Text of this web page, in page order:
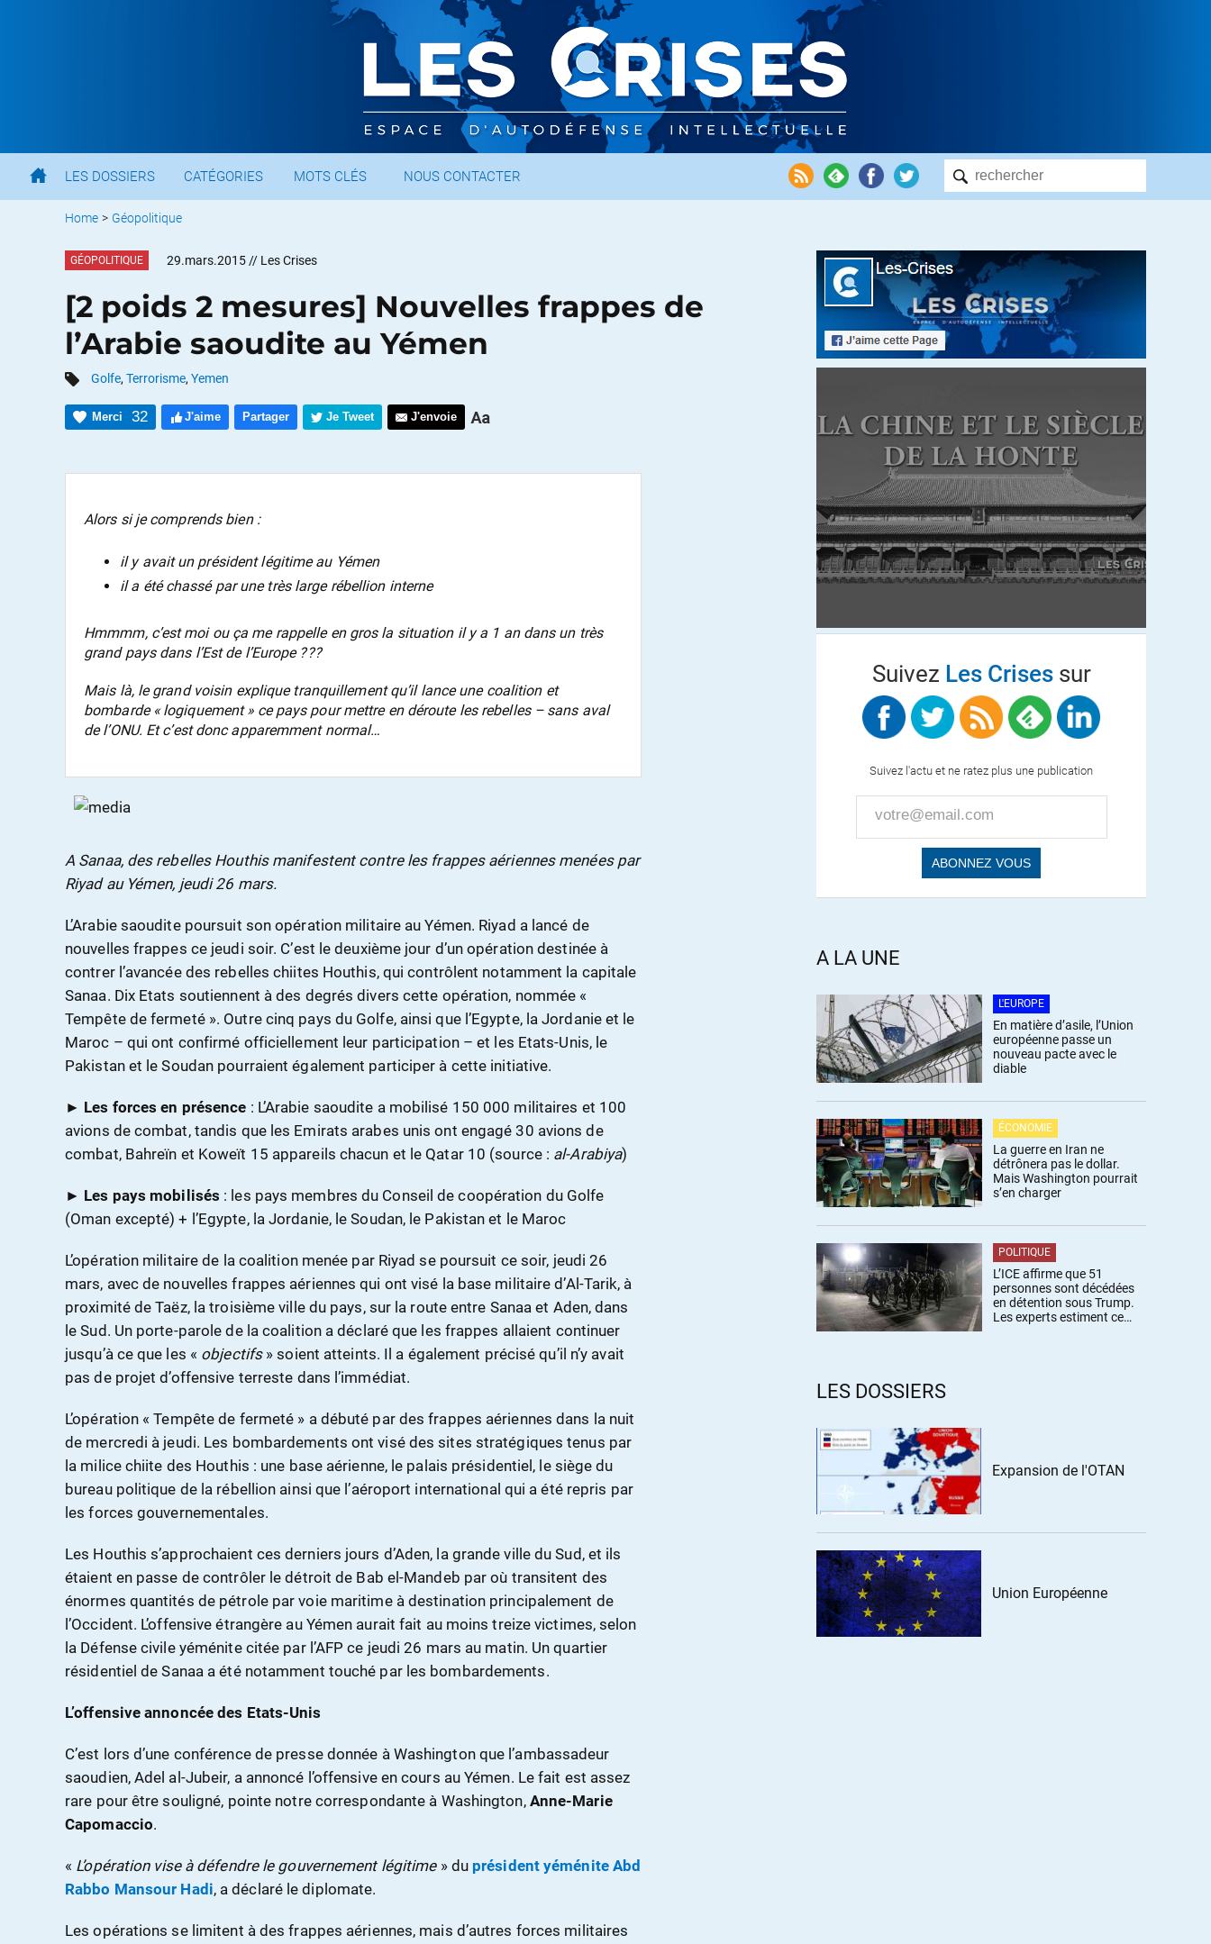
LES DOSSIERS CATÉGORIES MOTS CLÉS NOUS CONTACTER
Home > Géopolitique
GÉOPOLITIQUE 29.mars.2015 // Les Crises
[2 poids 2 mesures] Nouvelles frappes de
l’Arabie saoudite au Yémen
Golfe, Terrorisme, Yemen
Merci 32 J'aime Partager Je Tweet J'envoie
Alors si je comprends bien :
il y avait un président légitime au Yémen
il a été chassé par une très large rébellion interne
Hmmmm, c’est moi ou ça me rappelle en gros la situation il y a 1 an dans un très
grand pays dans l’Est de l’Europe ???
Mais là, le grand voisin explique tranquillement qu’il lance une coalition et
bombarde « logiquement » ce pays pour mettre en déroute les rebelles – sans aval
de l’ONU. Et c’est donc apparemment normal…
A Sanaa, des rebelles Houthis manifestent contre les frappes aériennes menées par
Riyad au Yémen, jeudi 26 mars.
L’Arabie saoudite poursuit son opération militaire au Yémen. Riyad a lancé de
nouvelles frappes ce jeudi soir. C’est le deuxième jour d’un opération destinée à
contrer l’avancée des rebelles chiites Houthis, qui contrôlent notamment la capitale
Sanaa. Dix Etats soutiennent à des degrés divers cette opération, nommée «
Tempête de fermeté ». Outre cinq pays du Golfe, ainsi que l’Egypte, la Jordanie et le
Maroc – qui ont confirmé officiellement leur participation – et les Etats-Unis, le
Pakistan et le Soudan pourraient également participer à cette initiative.
► Les forces en présence : L’Arabie saoudite a mobilisé 150 000 militaires et 100
avions de combat, tandis que les Emirats arabes unis ont engagé 30 avions de
combat, Bahreïn et Koweït 15 appareils chacun et le Qatar 10 (source : al-Arabiya)
► Les pays mobilisés : les pays membres du Conseil de coopération du Golfe
(Oman excepté) + l’Egypte, la Jordanie, le Soudan, le Pakistan et le Maroc
L’opération militaire de la coalition menée par Riyad se poursuit ce soir, jeudi 26
mars, avec de nouvelles frappes aériennes qui ont visé la base militaire d’Al-Tarik, à
proximité de Taëz, la troisième ville du pays, sur la route entre Sanaa et Aden, dans
le Sud. Un porte-parole de la coalition a déclaré que les frappes allaient continuer
jusqu’à ce que les « objectifs » soient atteints. Il a également précisé qu’il n’y avait
pas de projet d’offensive terreste dans l’immédiat.
L’opération « Tempête de fermeté » a débuté par des frappes aériennes dans la nuit
de mercredi à jeudi. Les bombardements ont visé des sites stratégiques tenus par
la milice chiite des Houthis : une base aérienne, le palais présidentiel, le siège du
bureau politique de la rébellion ainsi que l’aéroport international qui a été repris par
les forces gouvernementales.
Les Houthis s’approchaient ces derniers jours d’Aden, la grande ville du Sud, et ils
étaient en passe de contrôler le détroit de Bab el-Mandeb par où transitent des
énormes quantités de pétrole par voie maritime à destination principalement de
l’Occident. L’offensive étrangère au Yémen aurait fait au moins treize victimes, selon
la Défense civile yéménite citée par l’AFP ce jeudi 26 mars au matin. Un quartier
résidentiel de Sanaa a été notamment touché par les bombardements.
L’offensive annoncée des Etats-Unis
C’est lors d’une conférence de presse donnée à Washington que l’ambassadeur
saoudien, Adel al-Jubeir, a annoncé l’offensive en cours au Yémen. Le fait est assez
rare pour être souligné, pointe notre correspondante à Washington, Anne-Marie
Capomaccio.
« L’opération vise à défendre le gouvernement légitime» du président yéménite Abd
Rabbo Mansour Hadi, a déclaré le diplomate.
Les opérations se limitent à des frappes aériennes, mais d’autres forces militaires
Suivez Les Crisessur
Suivez l'actu et ne ratez plus une publication
A LA UNE
L'EUROPE
En matière d’asile, l’Union
européenne passe un
nouveau pacte avec le
diable
ÉCONOMIE
La guerre en Iran ne
détrônera pas le dollar.
Mais Washington pourrait
s’en charger
POLITIQUE
L’ICE affirme que 51
personnes sont décédées
en détention sous Trump.
Les experts estiment ce
LES DOSSIERS
Expansion de l'OTAN
Union Européenne